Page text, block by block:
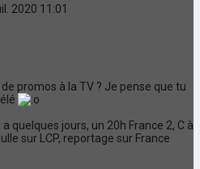
2020 11:01
promos à la TV ? Je pense que tu
quelques jours, un 20h France 2, C à
sur LCP, reportage sur France